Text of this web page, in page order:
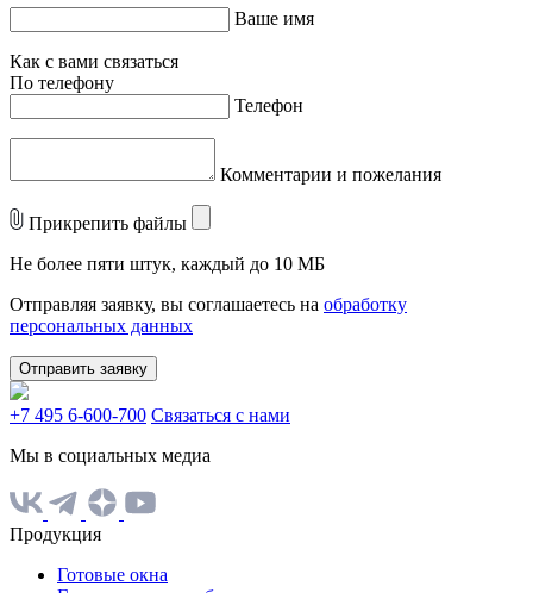
Ваше имя
Как с вами связаться
По телефону
Телефон
Комментарии и пожелания
Прикрепить файлы
Не более пяти штук, каждый до 10 МБ
Отправляя заявку, вы соглашаетесь на обработку
персональных данных
Отправить заявку
+7 495 6-600-700 Связаться с нами
Мы в социальных медиа
Продукция
Готовые окна